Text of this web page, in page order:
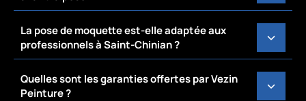
La pose de moquette est-elle adaptée aux
professionnels à Saint-Chinian ?
Quelles sont les garanties offertes par Vezin
Peinture ?